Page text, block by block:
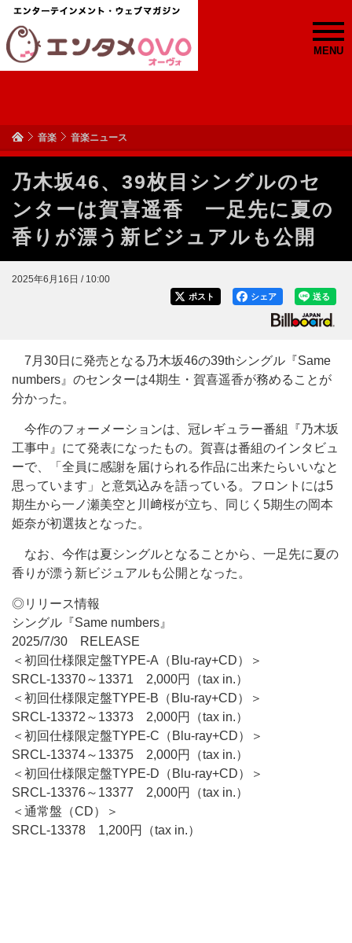
MENU
音楽 音楽ニュース
乃木坂46、39枚目シングルのセ
ンターは賀喜遥香 一足先に夏の
香りが漂う新ビジュアルも公開
2025年6月16日 / 10:00
送る
シェア
ポスト
7月30日に発売となる乃木坂46の39thシングル『Same
numbers』のセンターは4期生・賀喜遥香が務めることが
分かった。
今作のフォーメーションは、冠レギュラー番組『乃木坂
工事中』にて発表になったもの。賀喜は番組のインタビュ
ーで、「全員に感謝を届けられる作品に出来たらいいなと
思っています」と意気込みを語っている。フロントには5
期生から一ノ瀬美空と川﨑桜が立ち、同じく5期生の岡本
姫奈が初選抜となった。
なお、今作は夏シングルとなることから、一足先に夏の
香りが漂う新ビジュアルも公開となった。
◎リリース情報
シングル『Same numbers』
2025/7/30 RELEASE
＜初回仕様限定盤TYPE-A（Blu-ray+CD）＞
SRCL-13370～13371 2,000円（tax in.）
＜初回仕様限定盤TYPE-B（Blu-ray+CD）＞
SRCL-13372～13373 2,000円（tax in.）
＜初回仕様限定盤TYPE-C（Blu-ray+CD）＞
SRCL-13374～13375 2,000円（tax in.）
＜初回仕様限定盤TYPE-D（Blu-ray+CD）＞
SRCL-13376～13377 2,000円（tax in.）
＜通常盤（CD）＞
SRCL-13378 1,200円（tax in.）